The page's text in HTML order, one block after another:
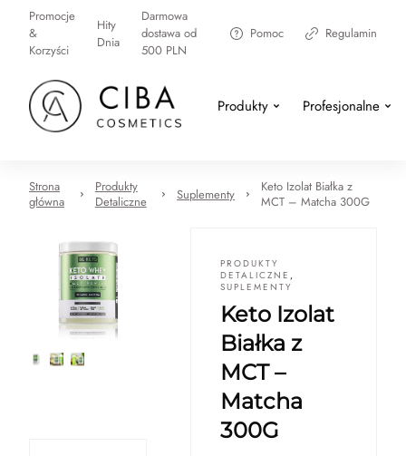
Promocje
&
Korzyści
Hity
Dnia
Darmowa
dostawa od
500 PLN
Pomoc Regulamin
Produkty Profesjonalne
Strona
główna
Produkty
Detaliczne
Suplementy
Keto Izolat Białka z
MCT – Matcha 300G
PRODUKTY
DETALICZNE ,
SUPLEMENTY
Keto Izolat
Białka z
MCT –
Matcha
300G